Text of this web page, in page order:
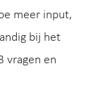
meer input,
bij het
vragen en